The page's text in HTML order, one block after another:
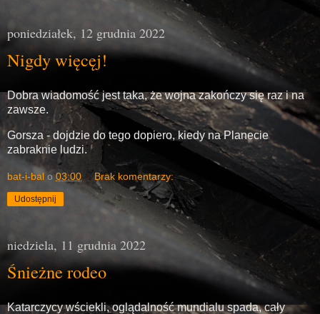
poniedziałek, 12 grudnia 2022
Nigdy więcęj!
Dobra wiadomość jest taka, że wojna zakończy się raz i na
zawsze.
Gorsza - dojdzie do tego dopiero, kiedy na Planecie
zabraknie ludzi.
bat-i-bal o03:00 Brak komentarzy:
Udostępnij
niedziela, 11 grudnia 2022
Śnieżne rodeo
Katarczycy wściekli, oglądalność mundialu spada, cały